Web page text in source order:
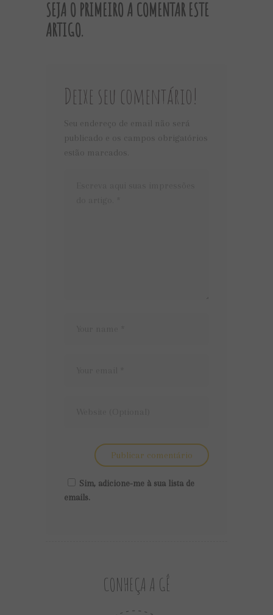
SEJA O PRIMEIRO A COMENTAR ESTE
ARTIGO.
Deixe seu comentário!
Seu endereço de email não será
publicado e os campos obrigatórios
estão marcados.
Sim, adicione-me à sua lista de
emails.
CONHEÇA A GÊ